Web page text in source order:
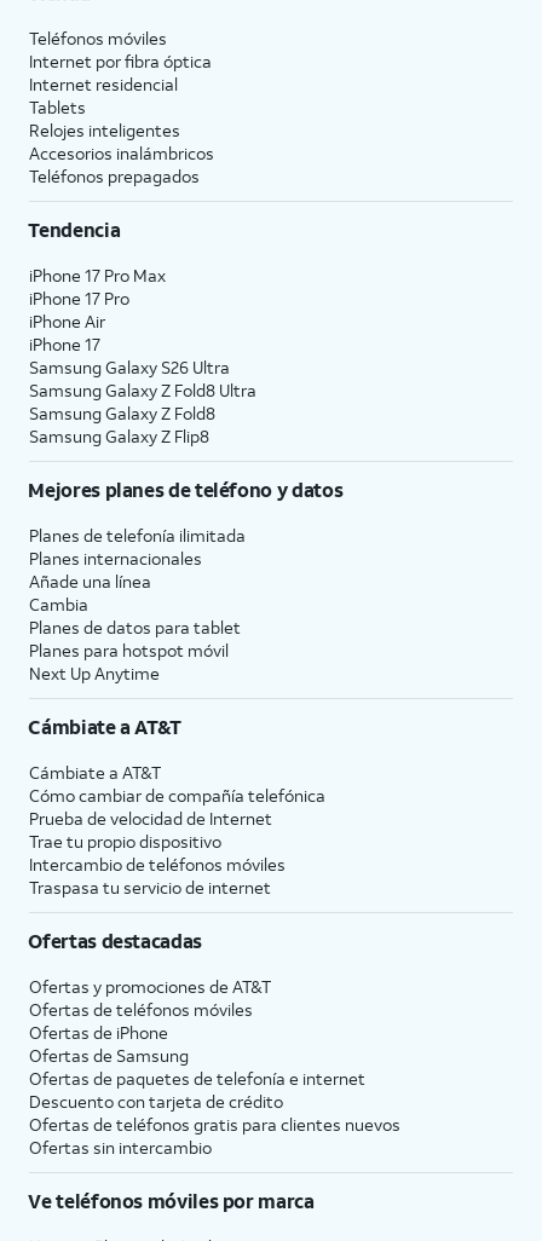
Teléfonos móviles
Internet por fibra óptica
Internet residencial
Tablets
Relojes inteligentes
Accesorios inalámbricos
Teléfonos prepagados
Tendencia
iPhone 17 Pro Max
iPhone 17 Pro
iPhone Air
iPhone 17
Samsung Galaxy S26 Ultra
Samsung Galaxy Z Fold8 Ultra
Samsung Galaxy Z Fold8
Samsung Galaxy Z Flip8
Mejores planes de teléfono y datos
Planes de telefonía ilimitada
Planes internacionales
Añade una línea
Cambia
Planes de datos para tablet
Planes para hotspot móvil
Next Up Anytime
Cámbiate aAT&T
Cámbiate a AT&T
Cómo cambiar de compañía telefónica
Prueba de velocidad de Internet
Trae tu propio dispositivo
Intercambio de teléfonos móviles
Traspasa tu servicio de internet
Ofertas destacadas
Ofertas y promociones de AT&T
Ofertas de teléfonos móviles
Ofertas de iPhone
Ofertas de Samsung
Ofertas de paquetes de telefonía e internet
Descuento con tarjeta de crédito
Ofertas de teléfonos gratis para clientes nuevos
Ofertas sin intercambio
Ve teléfonos móviles por marca